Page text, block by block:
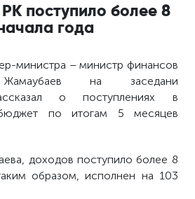
поступило более 8
года
министра – министр финансов
на заседани
о поступлениях в
бюджет по итогам 5 месяцев
доходов поступило более 8
образом, исполнен на 103